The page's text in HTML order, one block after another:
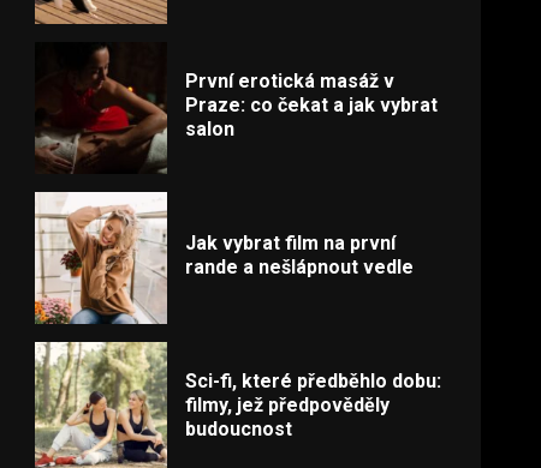
První erotická masáž v
Praze: co čekat a jak vybrat
salon
Jak vybrat film na první
rande a nešlápnout vedle
Sci-fi, které předběhlo dobu:
filmy, jež předpověděly
budoucnost